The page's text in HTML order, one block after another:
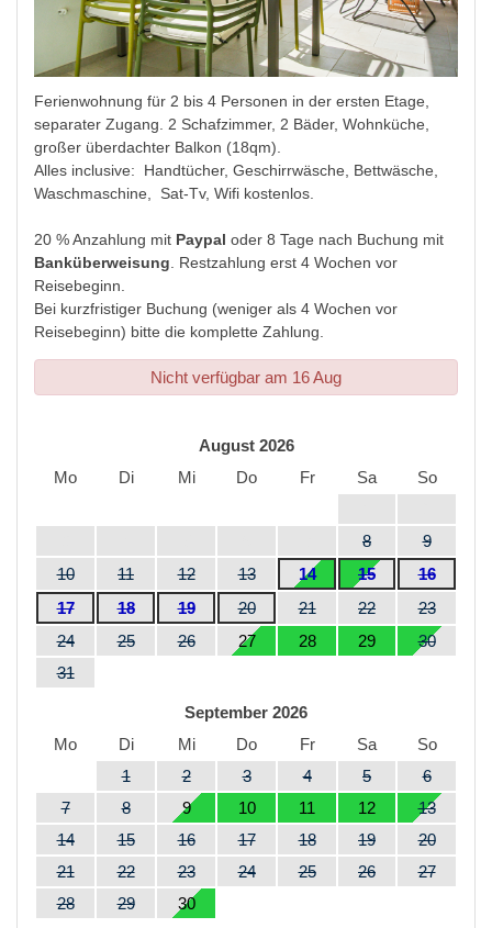
Ferienwohnung für 2 bis 4 Personen in der ersten Etage,
separater Zugang. 2 Schafzimmer, 2 Bäder, Wohnküche,
großer überdachter Balkon (18qm).
Alles inclusive: Handtücher, Geschirrwäsche, Bettwäsche,
Waschmaschine, Sat-Tv, Wifi kostenlos.
20 % Anzahlung mit Paypal oder 8 Tage nach Buchung mit
Banküberweisung . Restzahlung erst 4 Wochen vor
Reisebeginn.
Bei kurzfristiger Buchung (weniger als 4 Wochen vor
Reisebeginn) bitte die komplette Zahlung.
Nicht verfügbar am 16 Aug
August 2026
Mo
Di Mi Do Fr Sa
So
8
9
10
11 12 13 14 15
16
17
18 19 20 21 22
23
24
25 26 27 28 29
30
31
September 2026
Mo
Di Mi Do Fr Sa
So
1
2 3 4 5
6
7
8 9 10 11 12
13
14
15 16 17 18 19
20
21
22 23 24 25 26
27
28
29 30